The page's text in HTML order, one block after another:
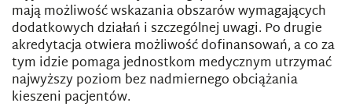
mają możliwość wskazania obszarów wymagających
dodatkowych działań i szczególnej uwagi. Po drugie
akredytacja otwiera możliwość dofinansowań, a co za
tym idzie pomaga jednostkom medycznym utrzymać
najwyższy poziom bez nadmiernego obciążania
kieszeni pacjentów.